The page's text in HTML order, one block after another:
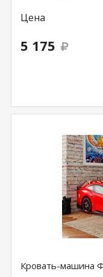
Цена
5 175
Кровать-машина